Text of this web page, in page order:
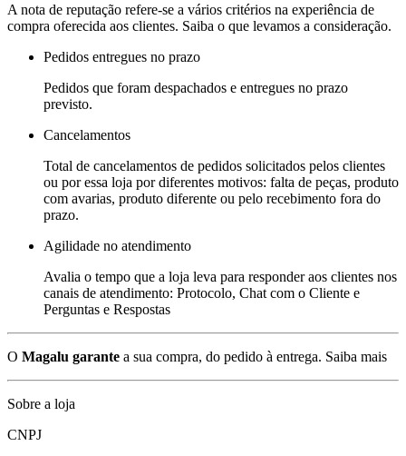
A nota de reputação refere-se a vários critérios na experiência de
compra oferecida aos clientes. Saiba o que levamos a consideração.
Pedidos entregues no prazo
Pedidos que foram despachados e entregues no prazo
previsto.
Cancelamentos
Total de cancelamentos de pedidos solicitados pelos clientes
ou por essa loja por diferentes motivos: falta de peças, produto
com avarias, produto diferente ou pelo recebimento fora do
prazo.
Agilidade no atendimento
Avalia o tempo que a loja leva para responder aos clientes nos
canais de atendimento: Protocolo, Chat com o Cliente e
Perguntas e Respostas
O Magalu garante a sua compra, do pedido à entrega. Saiba mais
Sobre a loja
CNPJ